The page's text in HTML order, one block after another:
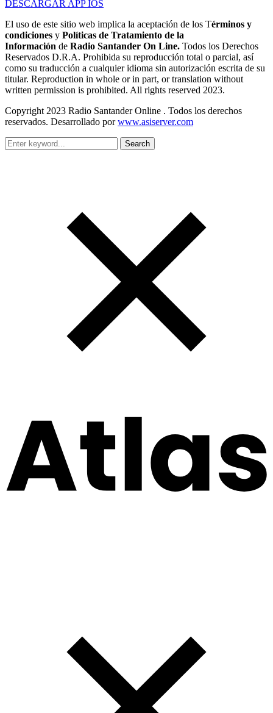
DESCARGAR APP IOS
El uso de este sitio web implica la aceptación de los Términos y
condiciones y Políticas de Tratamiento de la
Información de Radio Santander On Line. Todos los Derechos
Reservados D.R.A. Prohibida su reproducción total o parcial, así
como su traducción a cualquier idioma sin autorización escrita de su
titular. Reproduction in whole or in part, or translation without
written permission is prohibited. All rights reserved 2023.
Copyright 2023 Radio Santander Online . Todos los derechos
reservados. Desarrollado porwww.asiserver.com
Search